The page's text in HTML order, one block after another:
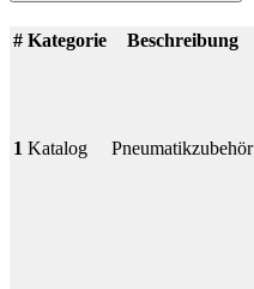
# Kategorie Beschreibung
1 Katalog Pneumatikzubehör